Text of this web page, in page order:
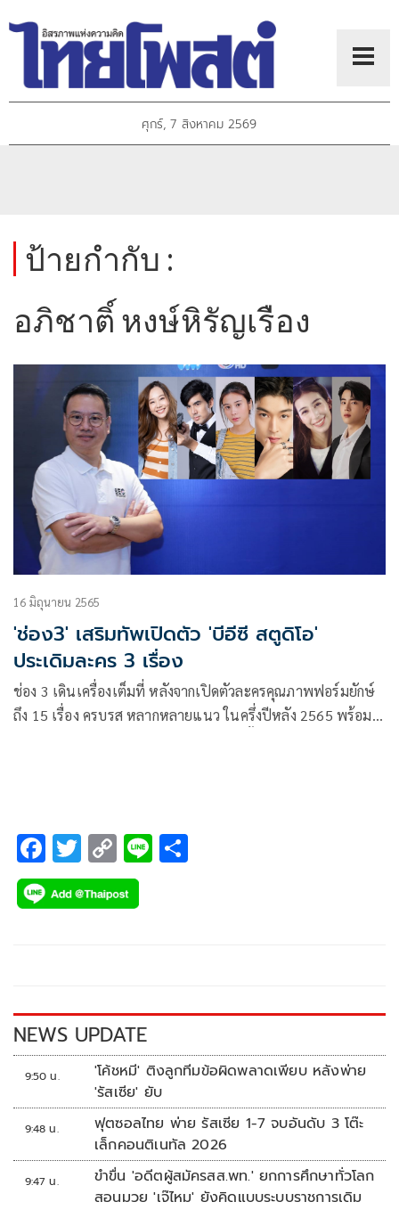
ศุกร์, 7 สิงหาคม 2569
ป้ายกำกับ :
อภิชาติ์ หงษ์หิรัญเรือง
16 มิถุนายน 2565
'ช่อง3' เสริมทัพเปิดตัว 'บีอีซี สตูดิโอ'
ประเดิมละคร 3 เรื่อง
ช่อง 3 เดินเครื่องเต็มที่ หลังจากเปิดตัวละครคุณภาพฟอร์มยักษ์
ถึง 15 เรื่อง ครบรส หลากหลายแนว ในครึ่งปีหลัง 2565 พร้อม
ธุรกิจ บีอีซี สตูดิโอ มาเป็นหัวเรือใหญ่
F
ac
e
k
T
wi
tt
C
o
p
k
Li
NEWS UPDATE
9:50 น.
'โค้ชหมี' ติงลูกทีมข้อผิดพลาดเพียบ หลังพ่าย
'รัสเซีย' ยับ
9:48 น.
ฟุตซอลไทย พ่าย รัสเซีย 1-7 จบอันดับ 3 โต๊ะ
เล็กคอนติเนทัล 2026
9:47 น.
ขำขื่น 'อดีตผู้สมัครสส.พท.' ยกการศึกษาทั่วโลก
สอนมวย 'เจ๊ไหม' ยังคิดแบบระบบราชการเดิม